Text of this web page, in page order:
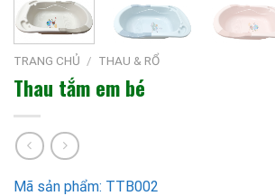
TRANG CHỦ / THAU & RỔ
Thau tắm em bé
Mã sản phẩm: TTB002